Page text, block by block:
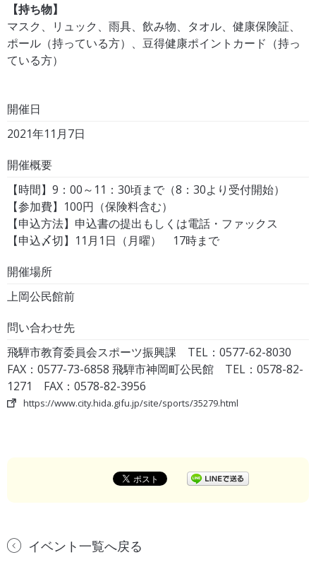
【持ち物】
マスク、リュック、雨具、飲み物、タオル、健康保険証、
ポール（持っている方）、豆得健康ポイントカード（持っ
ている方）
開催日
2021年11月7日
開催概要
【時間】9：00～11：30頃まで（8：30より受付開始）
【参加費】100円（保険料含む）
【申込方法】申込書の提出もしくは電話・ファックス
【申込〆切】11月1日（月曜） 17時まで
開催場所
上岡公民館前
問い合わせ先
飛騨市教育委員会スポーツ振興課 TEL：0577-62-8030
FAX：0577-73-6858 飛騨市神岡町公民館 TEL：0578-82-
1271 FAX：0578-82-3956
https://www.city.hida.gifu.jp/site/sports/35279.html
イベント一覧へ戻る